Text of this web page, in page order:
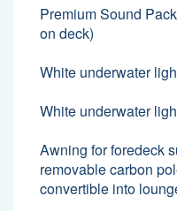
Premium Sound
on deck)
White underwater
White underwater
Awning for foredeck
removable carbon
convertible into